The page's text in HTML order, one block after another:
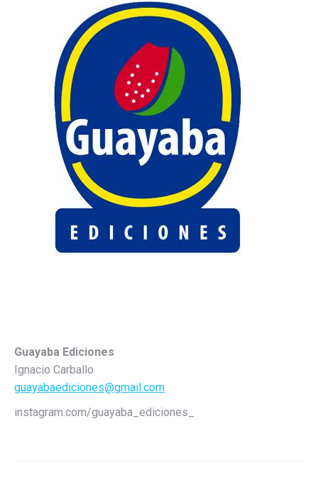
Guayaba Ediciones
Ignacio Carballo
guayabaediciones@gmail.com
instagram.com/guayaba_ediciones_